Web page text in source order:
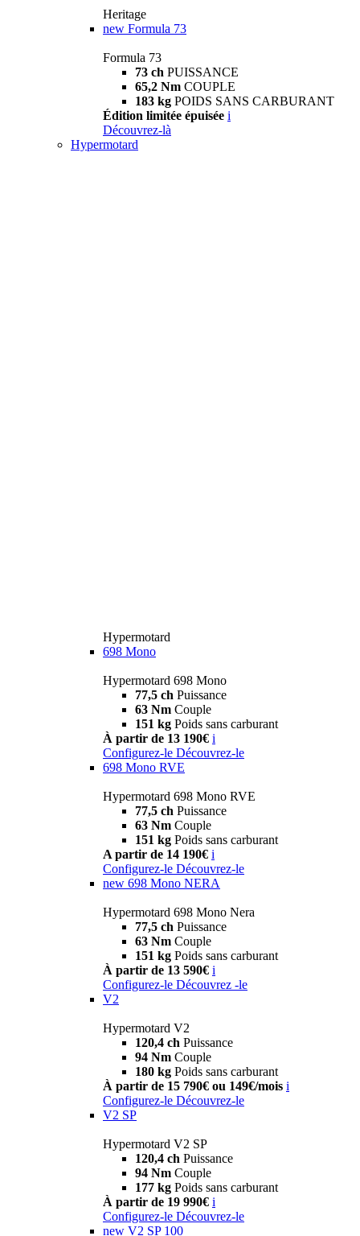
Heritage
new Formula 73
Formula 73
73 ch PUISSANCE
65,2 Nm COUPLE
183 kg POIDS SANS CARBURANT
Édition limitée épuisée i
Découvrez-là
Hypermotard
Hypermotard
698 Mono
Hypermotard 698 Mono
77,5 ch Puissance
63 Nm Couple
151 kg Poids sans carburant
À partir de 13 190€ i
Configurez-le Découvrez-le
698 Mono RVE
Hypermotard 698 Mono RVE
77,5 ch Puissance
63 Nm Couple
151 kg Poids sans carburant
A partir de 14 190€ i
Configurez-le Découvrez-le
new 698 Mono NERA
Hypermotard 698 Mono Nera
77,5 ch Puissance
63 Nm Couple
151 kg Poids sans carburant
À partir de 13 590€ i
Configurez-le Découvrez -le
V2
Hypermotard V2
120,4 ch Puissance
94 Nm Couple
180 kg Poids sans carburant
À partir de 15 790€ ou 149€/mois i
Configurez-le Découvrez-le
V2 SP
Hypermotard V2 SP
120,4 ch Puissance
94 Nm Couple
177 kg Poids sans carburant
À partir de 19 990€ i
Configurez-le Découvrez-le
new V2 SP 100